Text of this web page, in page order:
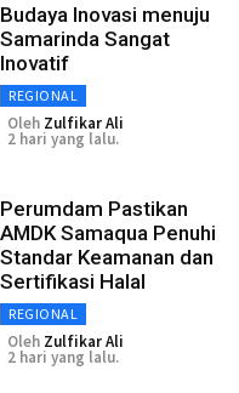
Budaya Inovasi menuju
Samarinda Sangat
Inovatif
REGIONAL
Oleh Zulfikar Ali
2 hari yang lalu.
Perumdam Pastikan
AMDK Samaqua Penuhi
Standar Keamanan dan
Sertifikasi Halal
REGIONAL
Oleh Zulfikar Ali
2 hari yang lalu.